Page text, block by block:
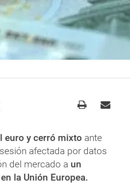
euro y cerró mixto ante
afectada por datos
del mercado a un
la Unión Europea.